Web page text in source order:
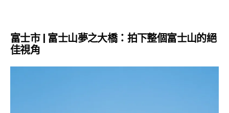
富士市 | 富士山夢之大橋：拍下整個富士山的絕
佳視角